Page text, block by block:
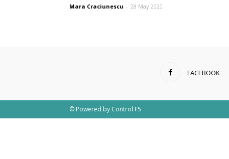
Mara Craciunescu - 28 May 2020
FACEBOOK
© Powered by Control F5